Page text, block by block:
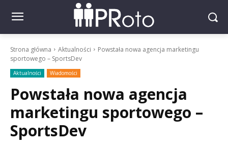
Strona główna Aktualności
Powstała nowa agencja marketingu
sportowego – SportsDev
Aktualności Wiadomości
Powstała nowa agencja
marketingu sportowego –
SportsDev